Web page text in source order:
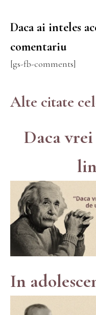
Daca ai inteles
comentariu
[gs-fb-comments]
Alte citate
Daca
In